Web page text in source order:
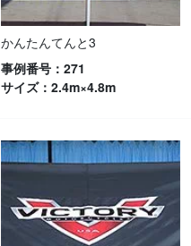
かんたんてんと3
事例番号：271
サイズ：2.4m×4.8m